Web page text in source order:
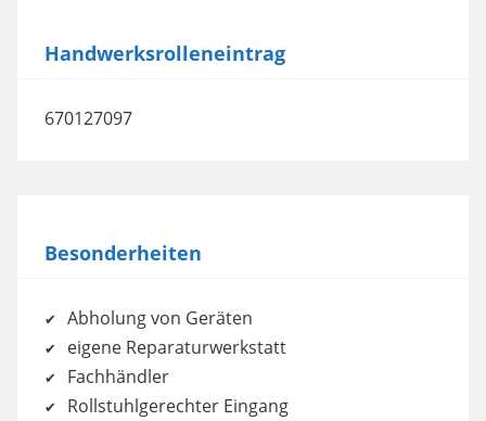
Handwerksrolleneintrag
670127097
Besonderheiten
Abholung von Geräten
eigene Reparaturwerkstatt
Fachhändler
Rollstuhlgerechter Eingang